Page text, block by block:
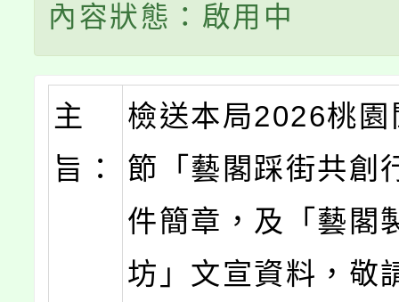
內容狀態：啟用中
主
旨：
檢送本局2026桃園
節「藝閣踩街共創
件簡章，及「藝閣
坊」文宣資料，敬